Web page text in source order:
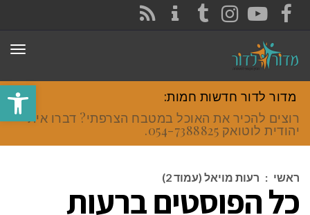
פתח
FACEBOOK
YOUTUBE
INSTAGRAM
TUMBLR
מדור לדור חדשות חמות:
רוצים להכיר את האוכל במטבח הצרפתי? דברו איתי
יהודית לוטואק 054-7388825.
ראשי : רעות מויאל (עמוד 2)
כל הפוסטים ברעות